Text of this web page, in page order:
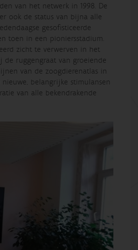
van het netwerk in 1998. De
ook de status van bijna alle
gesofisticeerde
toen in een pioniersstadium.
zicht te verwerven in het
de ruggengraat van groeiende
van de zoogdierenatlas in
belangrijke stimulansen
van alle bekendrakende